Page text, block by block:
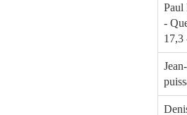
Paul
-
17,3